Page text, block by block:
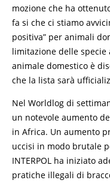
mozione che ha
fa si che ci stiamo
positiva” per animali
limitazione delle specie
animale domestico è
che la lista sarà
Nel Worldlog di
un notevole aumento
in Africa. Un aumento
uccisi in modo brutale
INTERPOL ha iniziato
pratiche illegali di